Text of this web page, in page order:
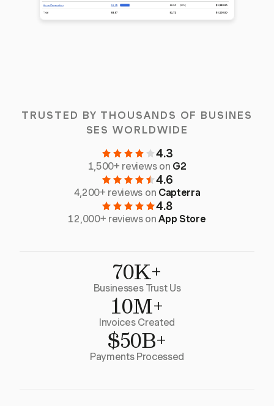
TRUSTED BY THOUSANDS OF BUSINES
SES WORLDWIDE
4.3
1,500+ reviews on G2
4.6
4,200+ reviews on Capterra
4.8
12,000+ reviews onApp Store
70K+
Businesses Trust Us
10M+
Invoices Created
$50B+
Payments Processed